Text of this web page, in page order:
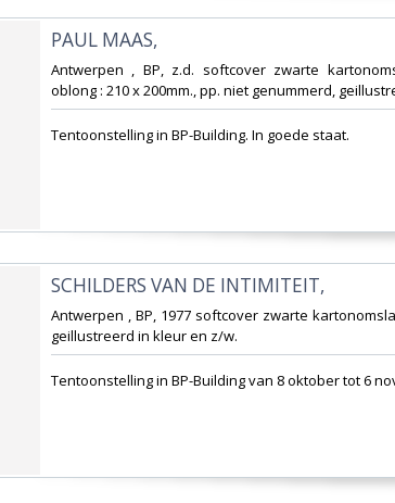
‎PAUL MAAS,‎
‎Antwerpen , BP, z.d. softcover zwarte
oblong : 210 x 200mm., pp. niet genummerd,
‎Tentoonstelling in BP-Building. In goede staat.‎
‎SCHILDERS VAN DE INTIMITEIT,‎
‎Antwerpen , BP, 1977 softcover zwarte
geillustreerd in kleur en z/w.‎
‎Tentoonstelling in BP-Building van 8 oktober tot 6